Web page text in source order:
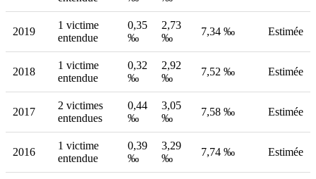
2019
1 victime
entendue
0,35
‰
2,73
‰
7,34 ‰ Estimée
2018
1 victime
entendue
0,32
‰
2,92
‰
7,52 ‰ Estimée
2017
2 victimes
entendues
0,44
‰
3,05
‰
7,58 ‰ Estimée
2016
1 victime
entendue
0,39
‰
3,29
‰
7,74 ‰ Estimée